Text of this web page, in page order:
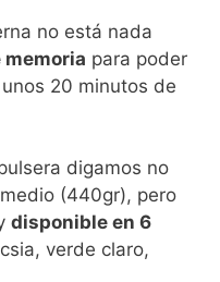
no está nada
memoria para poder
20 minutos de
digamos no
(440gr), pero
disponible en 6
verde claro,